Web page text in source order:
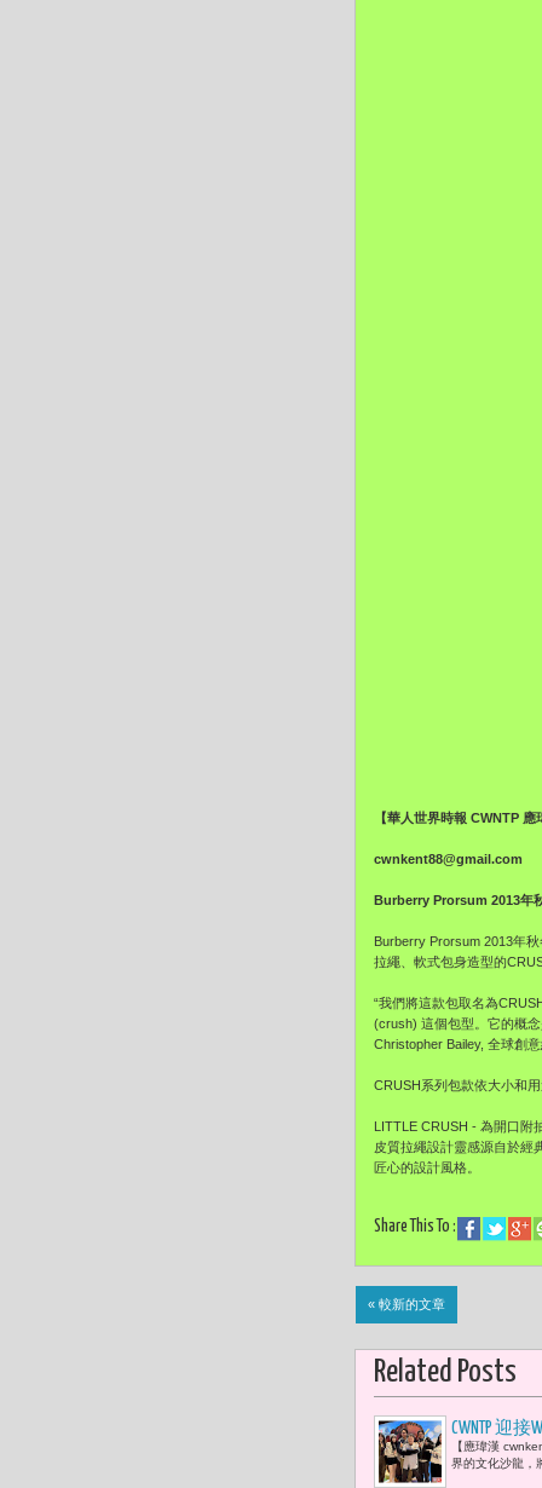
【華人世界時報 CWNTP
cwnkent88@gmail.com
Burberry Prorsum 2013年
Burberry Prorsum 2013年
拉繩、軟式包身造型的
“我們將這款包取名為
(crush) 這個包型。它的概
Christopher Bailey, 全球創
CRUSH系列包款依大小和
LITTLE CRUSH - 為開口附
皮質拉繩設計靈感源自於經
匠心的設計風格。
Share This To :
« 較新的文章
Related Posts
CWNTP 迎
YouTuber
【應瑋漢
界的文化沙龍，